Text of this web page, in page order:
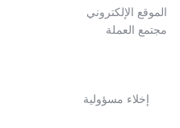
الموقع الإلكتروني
مجتمع العملة
إخلاء مسؤولية